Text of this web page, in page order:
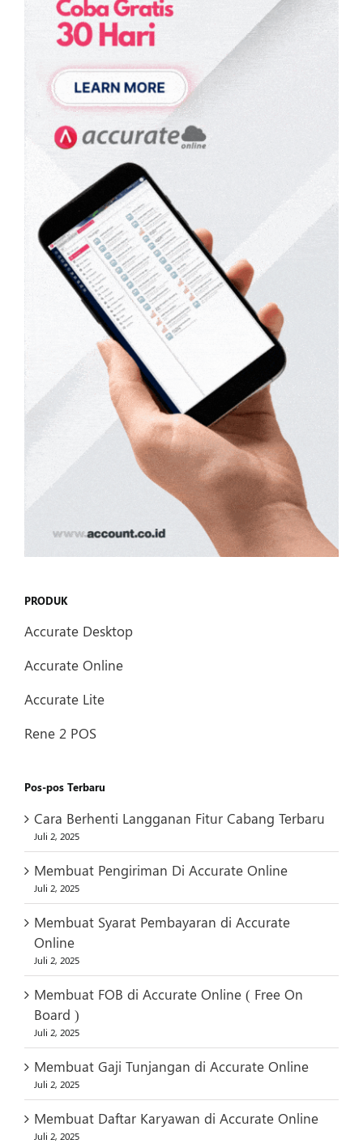
PRODUK
Accurate Desktop
Accurate Online
Accurate Lite
Rene 2 POS
Pos-pos Terbaru
Cara Berhenti Langganan Fitur Cabang Terbaru
Juli 2, 2025
Membuat Pengiriman Di Accurate Online
Juli 2, 2025
Membuat Syarat Pembayaran di Accurate
Online
Juli 2, 2025
Membuat FOB di Accurate Online ( Free On
Board )
Juli 2, 2025
Membuat Gaji Tunjangan di Accurate Online
Juli 2, 2025
Membuat Daftar Karyawan di Accurate Online
Juli 2, 2025